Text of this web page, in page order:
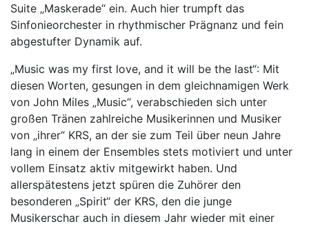
Suite „Maskerade“ ein. Auch hier trumpft das
Sinfonieorchester in rhythmischer Prägnanz und fein
abgestufter Dynamik auf.
„Music was my first love, and it will be the last“: Mit
diesen Worten, gesungen in dem gleichnamigen Werk
von John Miles „Music“, verabschieden sich unter
großen Tränen zahlreiche Musikerinnen und Musiker
von „ihrer“ KRS, an der sie zum Teil über neun Jahre
lang in einem der Ensembles stets motiviert und unter
vollem Einsatz aktiv mitgewirkt haben. Und
allerspätestens jetzt spüren die Zuhörer den
besonderen „Spirit“ der KRS, den die junge
Musikerschar auch in diesem Jahr wieder mit einer